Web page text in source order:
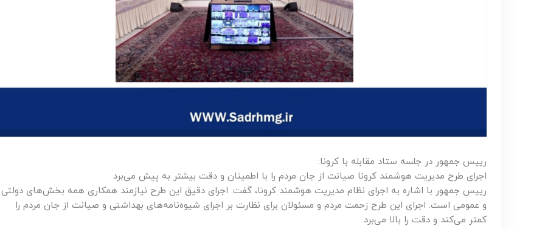
رییس جمهور در جلسه ستاد مقابله با کرونا:
اجرای طرح مدیریت هوشمند کرونا صیانت از جان مردم را با اطمینان و دقت بیشتر به پیش می‌برد
رییس جمهور با اشاره به اجرای نظام مدیریت هوشمند کرونا، گفت: اجرای دقیق این طرح نیازمند همکاری همه بخش‌های دولتی
و عمومی است. اجرای این طرح زحمت مردم و مسئولان برای نظارت بر اجرای شیوه‌نامه‌های بهداشتی و صیانت از جان مردم را
کمتر می‌کند و دقت را بالا می‌برد.